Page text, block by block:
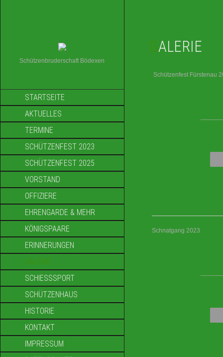
Schützenbruderschaft Bödexen
STARTSEITE
AKTUELLES
TERMINE
SCHÜTZENFEST 2023
SCHÜTZENFEST 2025
VORSTAND
OFFIZIERE
EHRENGARDE & MEHR
KÖNIGSPAARE
ERINNERUNGEN
GALERIE
SCHIESSSPORT
SCHÜTZENHAUS
HISTORIE
KONTAKT
IMPRESSUM
GALERIE
Schützenfest Fürstenau
Schnatgang 2023